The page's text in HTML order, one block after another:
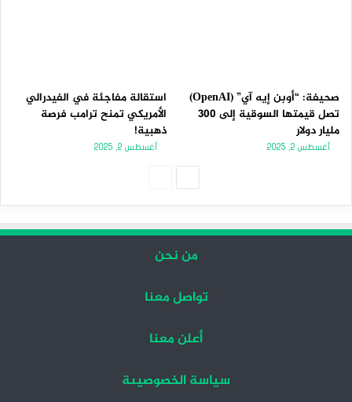
صحيفة: “أوبن إيه آي” (OpenAI)
تصل قيمتها السوقية إلى 300
مليار دولار
أغسطس 2, 2025
استقالة مفاجئة في الفيدرالي
الأمريكي تمنح ترامب فرصة
ذهبية!
أغسطس 2, 2025
من نحن
تواصل معنا
أعلن معنا
سياسة الخصوصيىة